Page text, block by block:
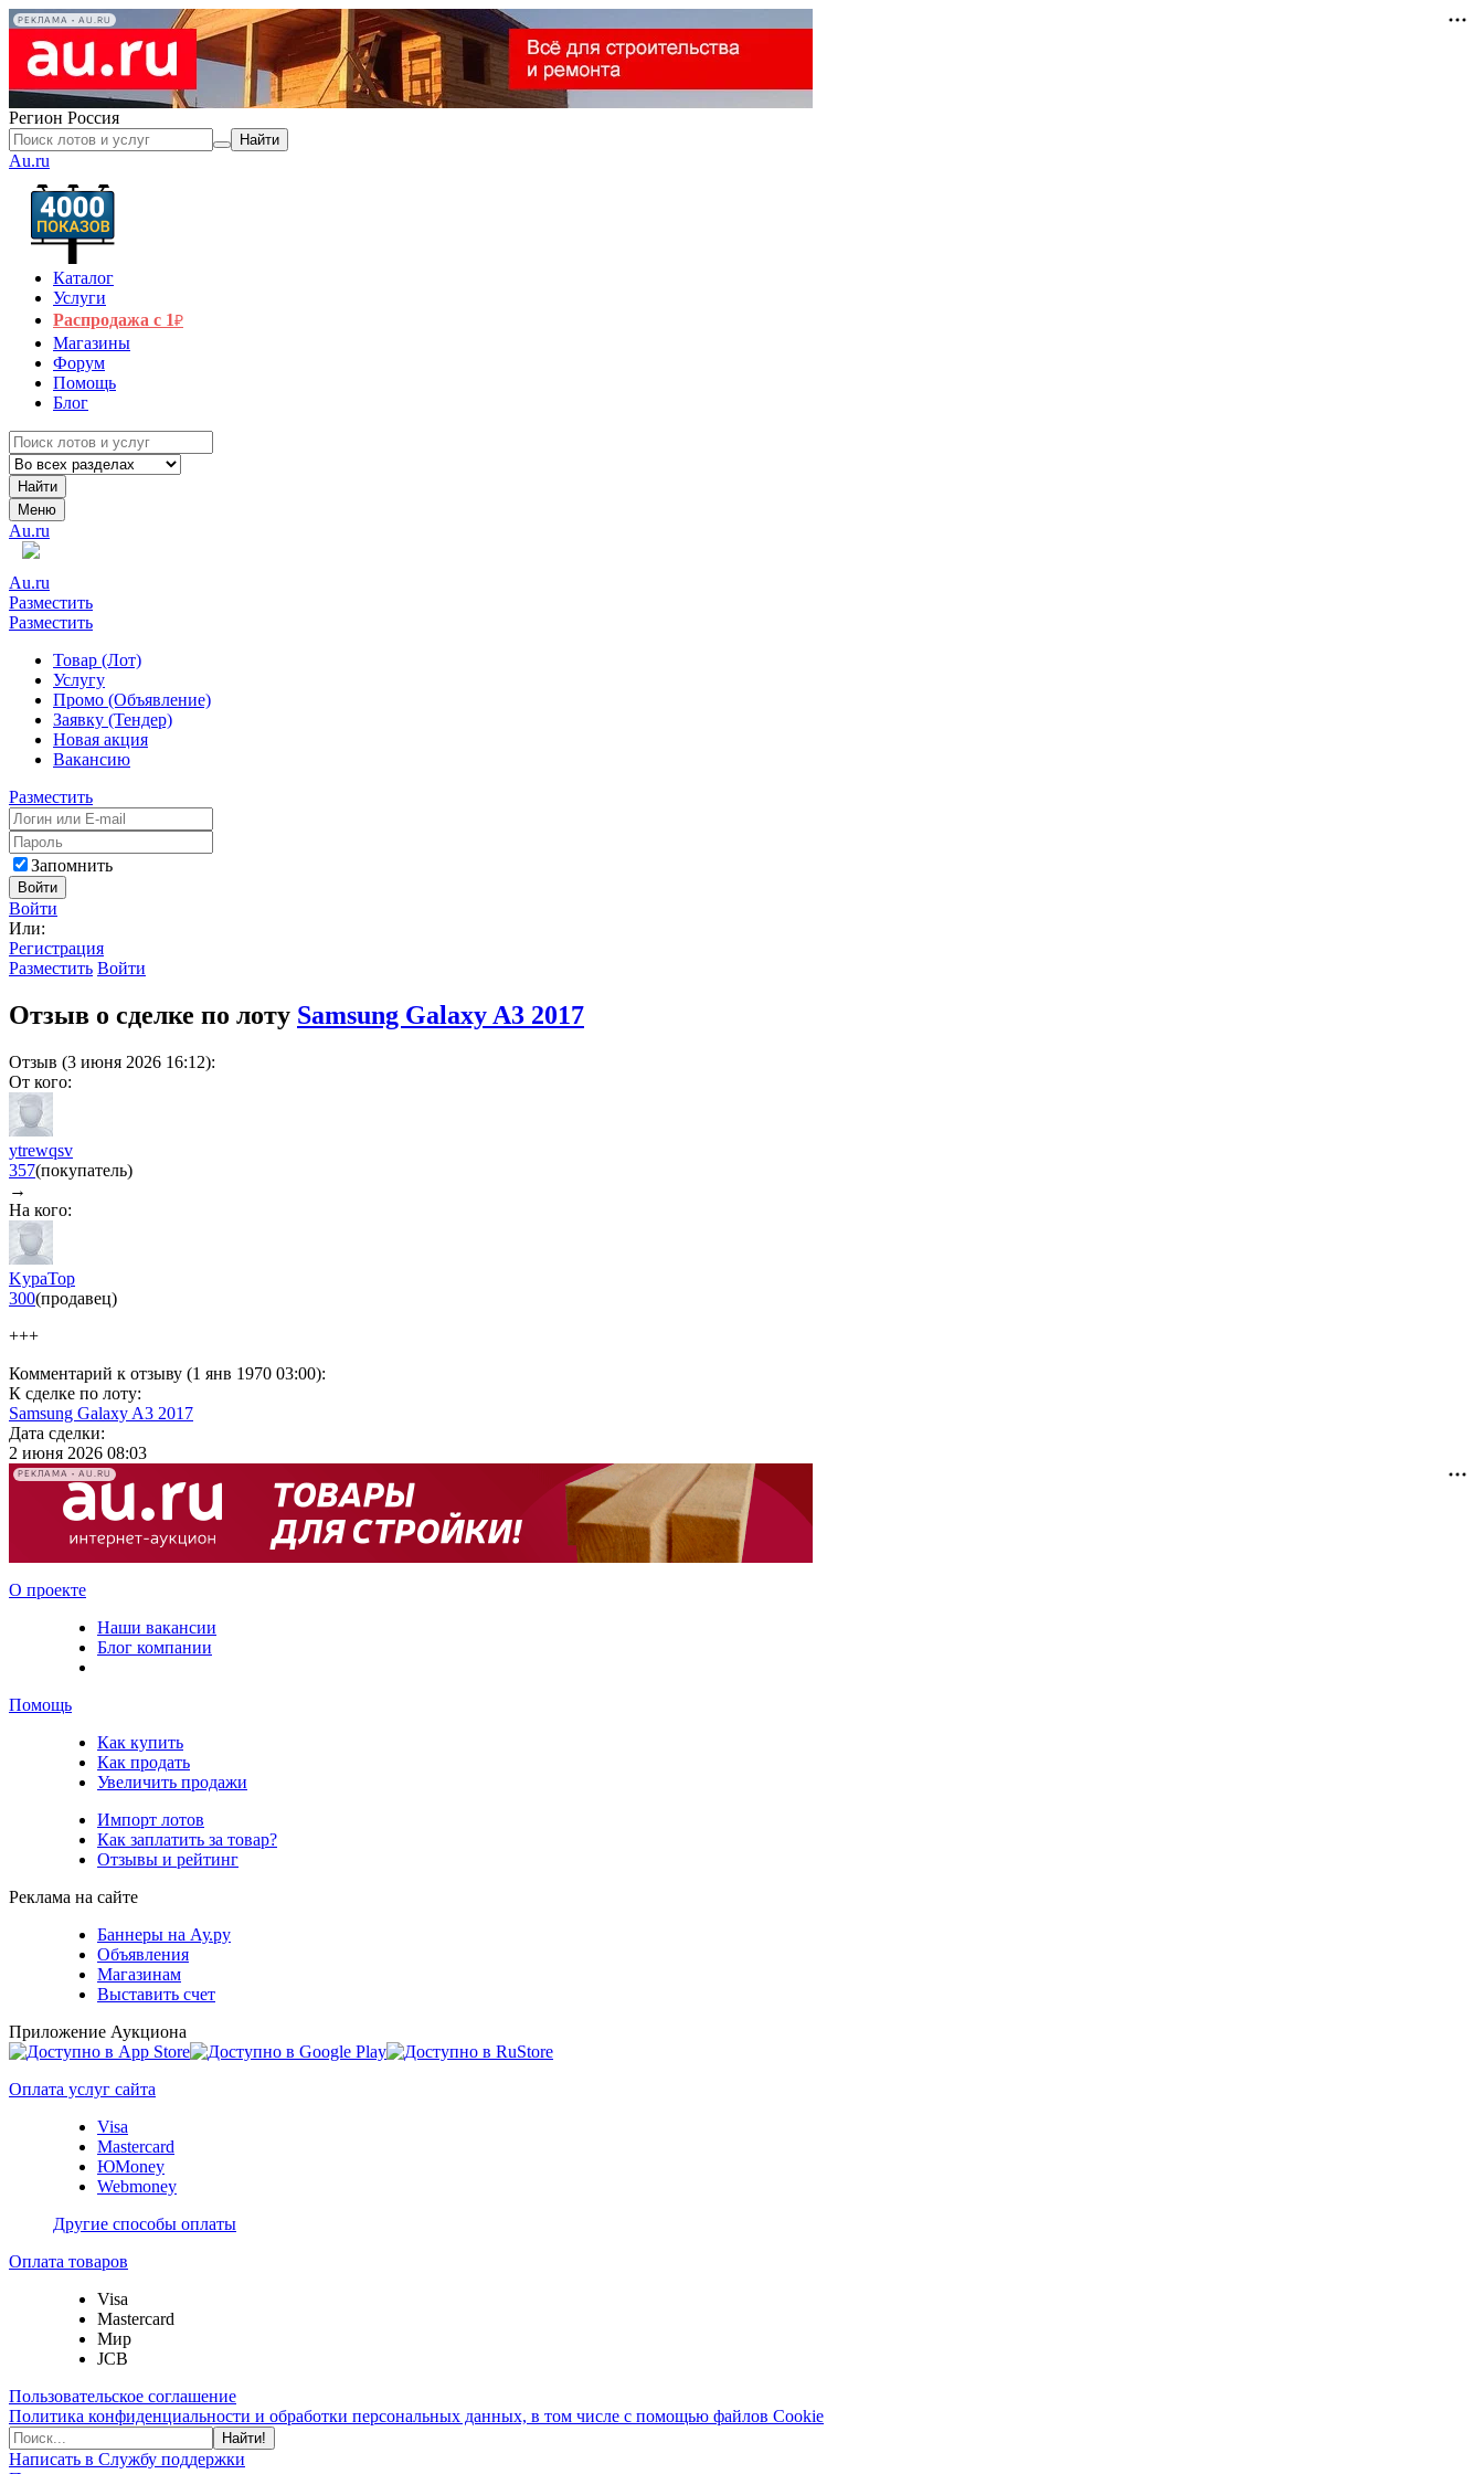
РЕКЛАМА • AU.RU
Регион Россия
Найти
Au.ru
Каталог
Услуги
Распродажа с 1₽
Магазины
Форум
Помощь
Блог
Найти
Меню
Au.ru
Au.ru
Разместить
Разместить
Товар (Лот)
Услугу
Промо (Объявление)
Заявку (Тендер)
Новая акция
Вакансию
Разместить
Запомнить
Войти
Войти
Или:
Регистрация
Разместить Войти
Отзыв о сделке по лоту Samsung Galaxy A3 2017
Отзыв (3 июня 2026 16:12):
От кого:
ytrewqsv
357(покупатель)
→
На кого:
KypaTop
300(продавец)
+++
Комментарий к отзыву (1 янв 1970 03:00):
К сделке по лоту:
Samsung Galaxy A3 2017
Дата сделки:
2 июня 2026 08:03
РЕКЛАМА • AU.RU
О проекте
Наши вакансии
Блог компании
Помощь
Как купить
Как продать
Увеличить продажи
Импорт лотов
Как заплатить за товар?
Отзывы и рейтинг
Реклама на сайте
Баннеры на Ау.ру
Объявления
Магазинам
Выставить счет
Приложение Аукциона
Оплата услуг сайта
Visa
Mastercard
ЮMoney
Webmoney
Другие способы оплаты
Оплата товаров
Visa
Mastercard
Мир
JCB
Пользовательское соглашение
Политика конфиденциальности и обработки персональных данных, в том числе с помощью файлов Cookie
Найти!
Написать в Службу поддержки